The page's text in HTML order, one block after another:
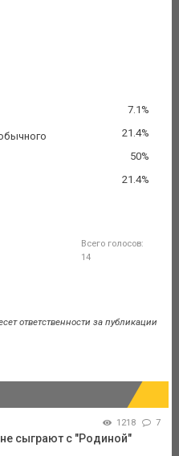
7.1%
21.4%
50%
21.4%
Всего голосов:
14
ответственности за публикации
1218 7
сыграют с "Родиной"